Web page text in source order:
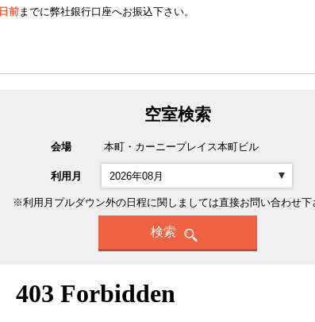
前までに弊社銀行口座へお振込下さい。
空室検索
会場 本町・カーニープレイス本町ビル
利用月
※利用月プルダウン外の日程に関しましては直接お問い合わせ下
検索